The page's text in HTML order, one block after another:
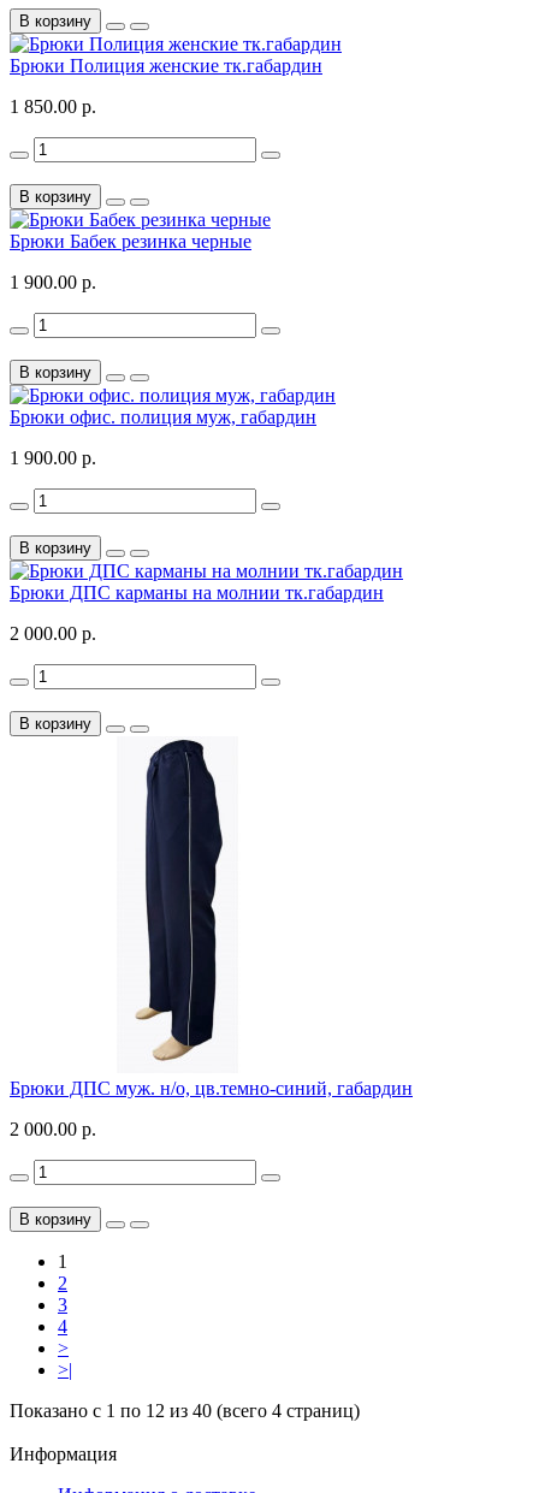
В корзину
Брюки Полиция женские тк.габардин
1 850.00 р.
В корзину
Брюки Бабек резинка черные
1 900.00 р.
В корзину
Брюки офис. полиция муж, габардин
1 900.00 р.
В корзину
Брюки ДПС карманы на молнии тк.габардин
2 000.00 р.
В корзину
Брюки ДПС муж. н/о, цв.темно-синий, габардин
2 000.00 р.
В корзину
1
2
3
4
>
>|
Показано с 1 по 12 из 40 (всего 4 страниц)
Информация